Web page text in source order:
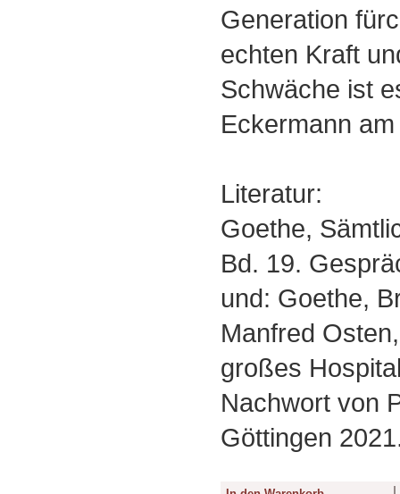
Generation
echten Kraft
Schwäche ist
Eckermann
Literatur:
Goethe,
Bd. 19.
und: Goethe,
Manfred
großes
Nachwort von
Göttingen